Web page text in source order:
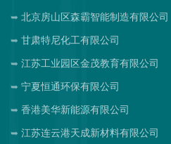
北京房山区森霸智能制造有限公司
甘肃特尼化工有限公司
江苏工业园区金茂教育有限公司
宁夏恒通环保有限公司
香港美华新能源有限公司
江苏连云港天成新材料有限公司